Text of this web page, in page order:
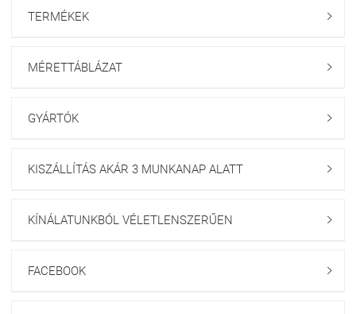
TERMÉKEK 
MÉRETTÁBLÁZAT 
GYÁRTÓK 
KISZÁLLÍTÁS AKÁR 3 MUNKANAP ALATT 
KÍNÁLATUNKBÓL VÉLETLENSZERŰEN 
FACEBOOK 